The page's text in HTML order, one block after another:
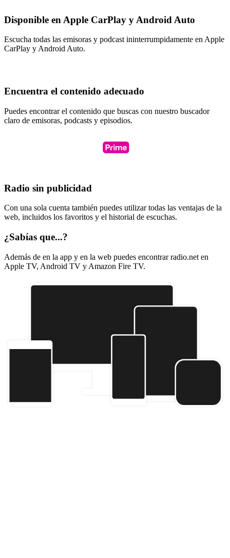
Disponible en Apple CarPlay y Android Auto
Escucha todas las emisoras y podcast ininterrumpidamente en Apple
CarPlay y Android Auto.
Encuentra el contenido adecuado
Puedes encontrar el contenido que buscas con nuestro buscador
claro de emisoras, podcasts y episodios.
Radio sin publicidad
Con una sola cuenta también puedes utilizar todas las ventajas de la
web, incluidos los favoritos y el historial de escuchas.
¿Sabías que...?
Además de en la app y en la web puedes encontrar radio.net en
Apple TV, Android TV y Amazon Fire TV.